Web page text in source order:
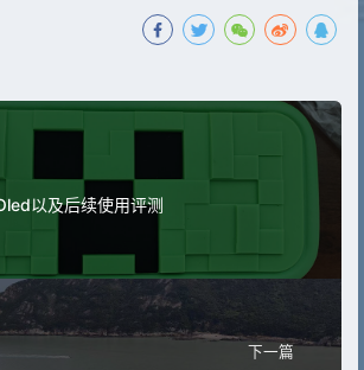
以及后续使用评测
下一篇